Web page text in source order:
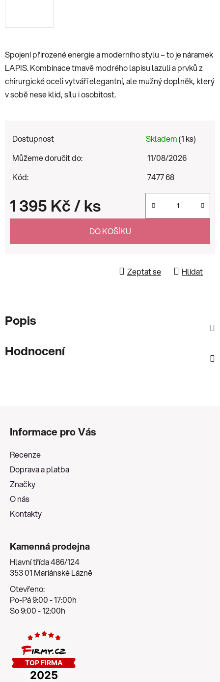
Spojení přirozené energie a moderního stylu – to je náramek
LAPIS. Kombinace tmavě modrého lapisu lazuli a prvků z
chirurgické oceli vytváří elegantní, ale mužný doplněk, který
v sobě nese klid, sílu i osobitost.
Dostupnost Skladem(1 ks)
Můžeme doručit do:
11/08/2026
Kód:
7477 68
1 395 Kč/ ks
Měrná cena:
DO KOŠÍKU
Zeptat se Hlídat
Popis
Hodnocení
Informace pro Vás
Recenze
Doprava a platba
Značky
O nás
Kontakty
Kamenná prodejna
Hlavní třída 486/124
353 01 Mariánské Lázně
Otevřeno:
Po-Pá 9:00 - 17:00h
So 9:00 - 12:00h